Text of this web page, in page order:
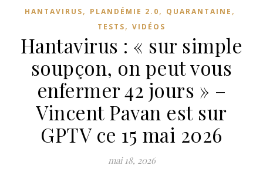
HANTAVIRUS, PLANDÉMIE 2.0, QUARANTAINE ,
TESTS, VIDÉOS
Hantavirus : « sur simple
soupçon, on peut vous
enfermer 42 jours » –
Vincent Pavan est sur
GPTV ce 15 mai 2026
mai 18, 2026